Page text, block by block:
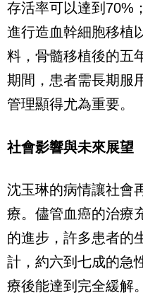
存活率可以達到70%
進行造血幹細胞移植
料，骨髓移植後的五
期間，患者需長期服
管理顯得尤為重要。
社會影響與未來展望
沈玉琳的病情讓社會
療。儘管血癌的治療
的進步，許多患者的
計，約六到七成的急
療後能達到完全緩解